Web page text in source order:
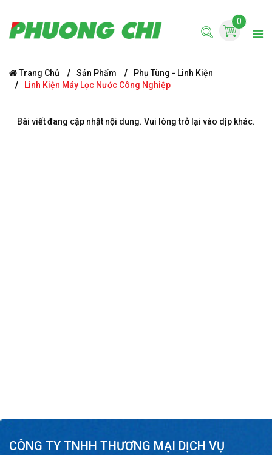
0
Trang Chủ Sản Phẩm
Phụ Tùng - Linh Kiện
Linh Kiện Máy Lọc Nước Công Nghiệp
Bài viết đang cập nhật nội dung. Vui lòng trở lại vào dịp khác.
CÔNG TY TNHH THƯƠNG MẠI DỊCH VỤ